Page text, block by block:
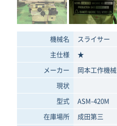
機械名
スライサー
主仕様
★
メーカー
岡本工作機械
現状
型式
ASM-420M
在庫場所
成田第三